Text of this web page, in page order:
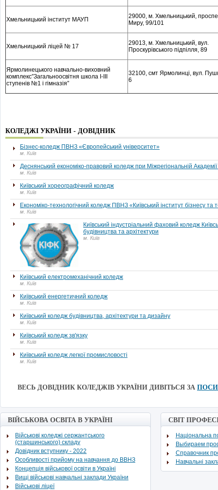
Хмельницький інститут МАУП 29000, м. Хмельницький,
Миру, 99/101
Хмельницький ліцей № 17 29013, м. Хмельницький, вул.
Проскурівського підпілля, 89
Ярмолинецького навчально-виховний
комплекс″Загальноосвітня школа I-III
ступенів №1 і гімназія″
32100, смт Ярмолинці, вул.
6
КОЛЕДЖІ УКРАЇНИ - ДОВІДНИК
Бізнес-коледж ПВНЗ «Європейський університет»
м. Київ
Деснянський економіко-правовий коледж при Міжрегіональній
м. Київ
Київський хореографічний коледж
м. Київ
Економіко-технологічний коледж ПВНЗ «Київський інститут бізнесу та
м. Київ
Київський індустріальний фаховий коледж
будівництва та архітектури
м. Київ
Київський електромеханічний коледж
м. Київ
Київський енергетичний коледж
м. Київ
Київський коледж будівництва, архітектури та дизайну
м. Київ
Київський коледж зв'язку
м. Київ
Київський коледж легкої промисловості
м. Київ
ВЕСЬ ДОВІДНИК КОЛЕДЖІВ УКРАЇНИ ДИВІТЬСЯ ЗА
ВІЙСЬКОВА ОСВІТА В УКРАЇНІ
Військові коледжі сержантського
(старшинського) складу
Довідник вступнику - 2022
Особливості прийому на навчання до ВВНЗ
Концепція військової освіти в Україні
Вищі військові навчальні заклади України
Військові ліцеї
СВІТ
Національна
Выбираем
Cправочник
Навчальні